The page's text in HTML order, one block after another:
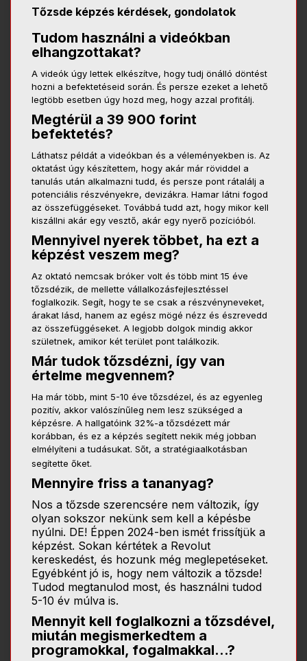
Tőzsde képzés kérdések, gondolatok
Tudom használni a videókban
elhangzottakat?
A videók úgy lettek elkészítve, hogy tudj önálló döntést
hozni a befektetéseid során. És persze ezeket a lehető
legtöbb esetben úgy hozd meg, hogy azzal profitálj.
Megtérül a 39 900 forint
befektetés?
Láthatsz példát a videókban és a véleményekben is. Az
oktatást úgy készítettem, hogy akár már röviddel a
tanulás után alkalmazni tudd, és persze pont rátalálj a
potenciális részvényekre, devizákra. Hamar látni fogod
az összefüggéseket. Továbbá tudd azt, hogy mikor kell
kiszállni akár egy vesztő, akár egy nyerő pozícióból.
Mennyivel nyerek többet, ha ezt a
képzést veszem meg?
Az oktató nemcsak bróker volt és több mint 15 éve
tőzsdézik, de mellette vállalkozásfejlesztéssel
foglalkozik. Segít, hogy te se csak a részvényneveket,
árakat lásd, hanem az egész mögé nézz és észrevedd
az összefüggéseket. A legjobb dolgok mindig akkor
születnek, amikor két terület pont találkozik.
Már tudok tőzsdézni, így van
értelme megvennem?
Ha már több, mint 5-10 éve tőzsdézel, és az egyenleg
pozitív, akkor valószínűleg nem lesz szükséged a
képzésre. A hallgatóink 32%-a tőzsdézett már
korábban, és ez a képzés segített nekik még jobban
elmélyíteni a tudásukat. Sőt, a stratégiaalkotásban
segítette őket.
Mennyire friss a tananyag?
Nos a tőzsde szerencsére nem változik, így
olyan sokszor nekünk sem kell a képésbe
nyúlni. DE! Éppen 2024-ben ismét frissítjük a
képzést. Sokan kértétek a Revolut
kereskedést, és hozunk még meglepetéseket.
Egyébként jó is, hogy nem változik a tőzsde!
Tudod megtanulod most, és használni tudod
5-10 év múlva is.
Mennyit kell foglalkozni a tőzsdével,
miután megismerkedtem a
programokkal, fogalmakkal…?